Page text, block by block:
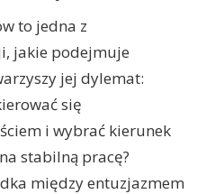
to jedna z
jakie podejmuje
jej dylemat:
się
i wybrać kierunek
stabilną pracę?
między entuzjazmem